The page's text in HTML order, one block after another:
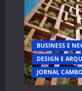
BUSINESS E
DESIGN E
JORNAL